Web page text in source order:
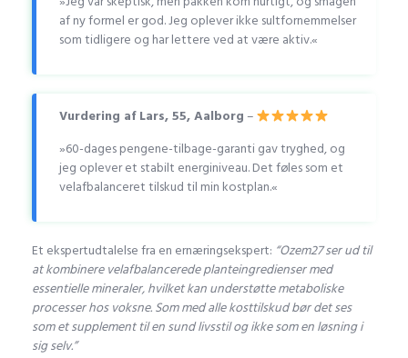
af ny formel er god. Jeg oplever ikke sultfornemmelser
som tidligere og har lettere ved at være aktiv.«
Vurdering af Lars, 55, Aalborg–
»60-dages pengene-tilbage-garanti gav tryghed, og
jeg oplever et stabilt energiniveau. Det føles som et
velafbalanceret tilskud til min kostplan.«
Et ekspertudtalelse fra en ernæringsekspert: “Ozem27 ser ud til
at kombinere velafbalancerede planteingredienser med
essentielle mineraler, hvilket kan understøtte metaboliske
processer hos voksne. Som med alle kosttilskud bør det ses
som et supplement til en sund livsstil og ikke som en løsning i
sig selv.”